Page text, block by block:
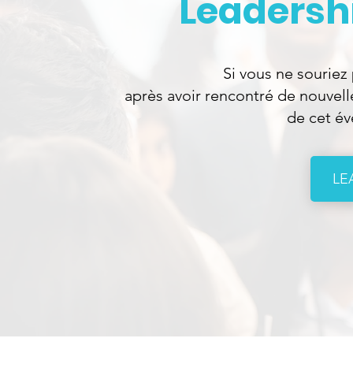
Si vous ne
après avoir rencontré de
de cet